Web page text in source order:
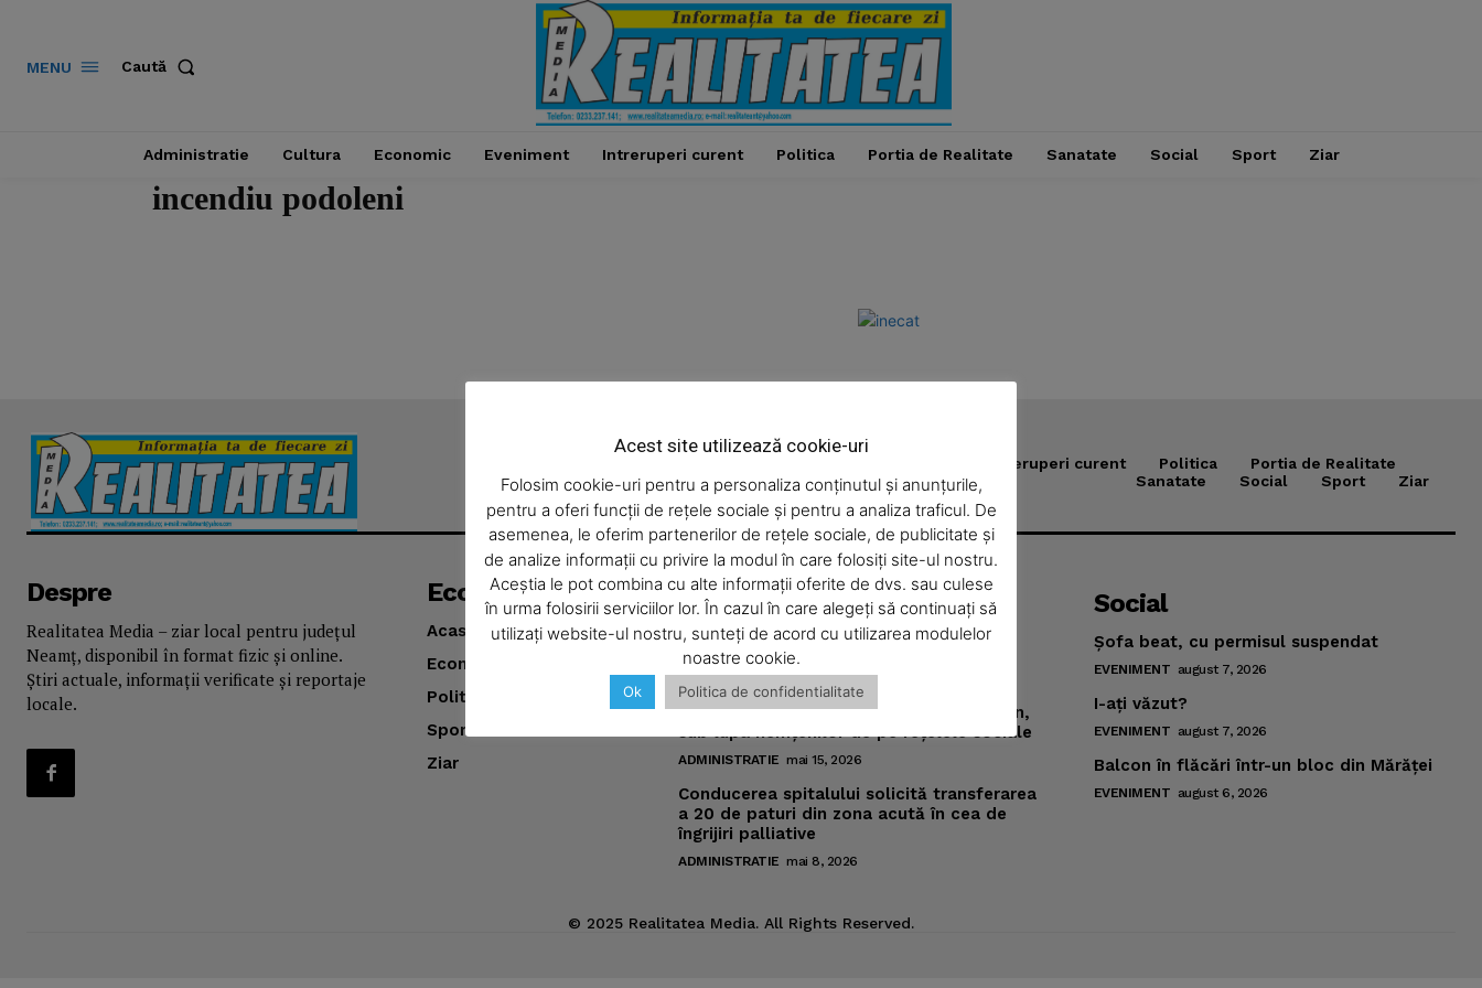
SUBSCRIBE NOW
Company
About
Contact us
Subscription Plans
My account
MENU Caută
Administratie Cultura Economic Eveniment Intreruperi curent Politica Portia de Realitate Sanatate Social Sport Ziar
incendiu podoleni
Intreruperi curent Politica
Portia de Realitate
Sanatate
Social Sport Ziar
Despre
Realitatea Media – ziar local pentru județul
Neamț, disponibil în format fizic și online.
Știri actuale, informații verificate și reportaje
locale.
Economic
Acasă
Economic
Politica
Sport
Ziar
Noutăţi
Pregătiri pentru „Vacanţe Muzicale la
Piatra-Neamţ“
ADMINISTRATIE iunie 4, 2026
Meniurile pacienţilor din spitalul nemţean,
sub lupa nemţenilor de pe reţelele sociale
ADMINISTRATIE mai 15, 2026
Conducerea spitalului solicită transferarea
a 20 de paturi din zona acută în cea de
îngrijiri palliative
ADMINISTRATIE mai 8, 2026
Social
Şofa beat, cu permisul suspendat
EVENIMENT august 7, 2026
I-aţi văzut?
EVENIMENT august 7, 2026
Balcon în flăcări într-un bloc din Mărăţei
EVENIMENT august 6, 2026
© 2025 Realitatea Media. All Rights Reserved.
Acest site utilizează cookie-uri
Folosim cookie-uri pentru a personaliza conținutul și anunțurile,
pentru a oferi funcții de rețele sociale și pentru a analiza traficul. De
asemenea, le oferim partenerilor de rețele sociale, de publicitate și
de analize informații cu privire la modul în care folosiți site-ul nostru.
Aceștia le pot combina cu alte informații oferite de dvs. sau culese
în urma folosirii serviciilor lor. În cazul în care alegeți să continuați să
utilizați website-ul nostru, sunteți de acord cu utilizarea modulelor
noastre cookie.
Ok Politica de confidentialitate